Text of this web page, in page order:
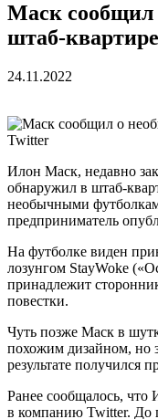
Маск сообщил
штаб-
24.11.2022
Илон Маск, недавно
обнаружил в штаб-
необычными
предприниматель
На футболке виден
лозунгом StayWoke
принадлежит
повестки.
Чуть позже Маск в
похожим дизайном, но
результате получился
Ранее сообщалось, что
в компанию Twitter. До